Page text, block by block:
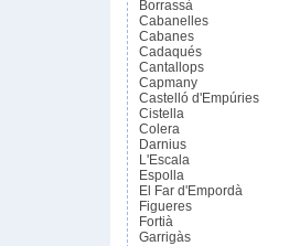
Borrassà
Cabanelles
Cabanes
Cadaqués
Cantallops
Capmany
Castelló d'Empúries
Cistella
Colera
Darnius
L'Escala
Espolla
El Far d'Empordà
Figueres
Fortià
Garrigàs